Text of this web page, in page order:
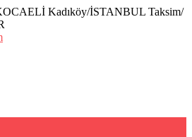
Kadıköy/İSTANBUL Taksim/